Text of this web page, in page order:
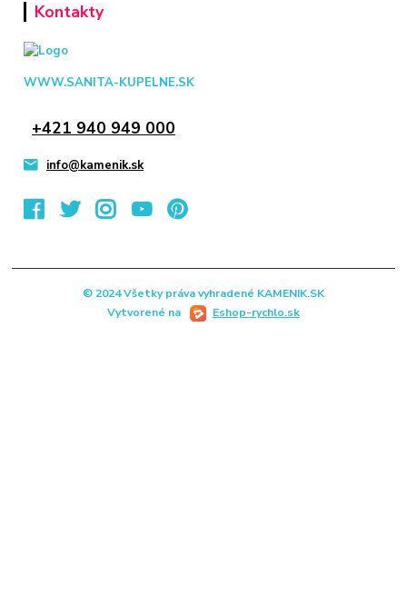
Kontakty
WWW.SANITA-KUPELNE.SK
+421 940 949 000
info@kamenik.sk
© 2024 Všetky práva vyhradené KAMENIK.SK
Vytvorené na
Eshop-rychlo.sk